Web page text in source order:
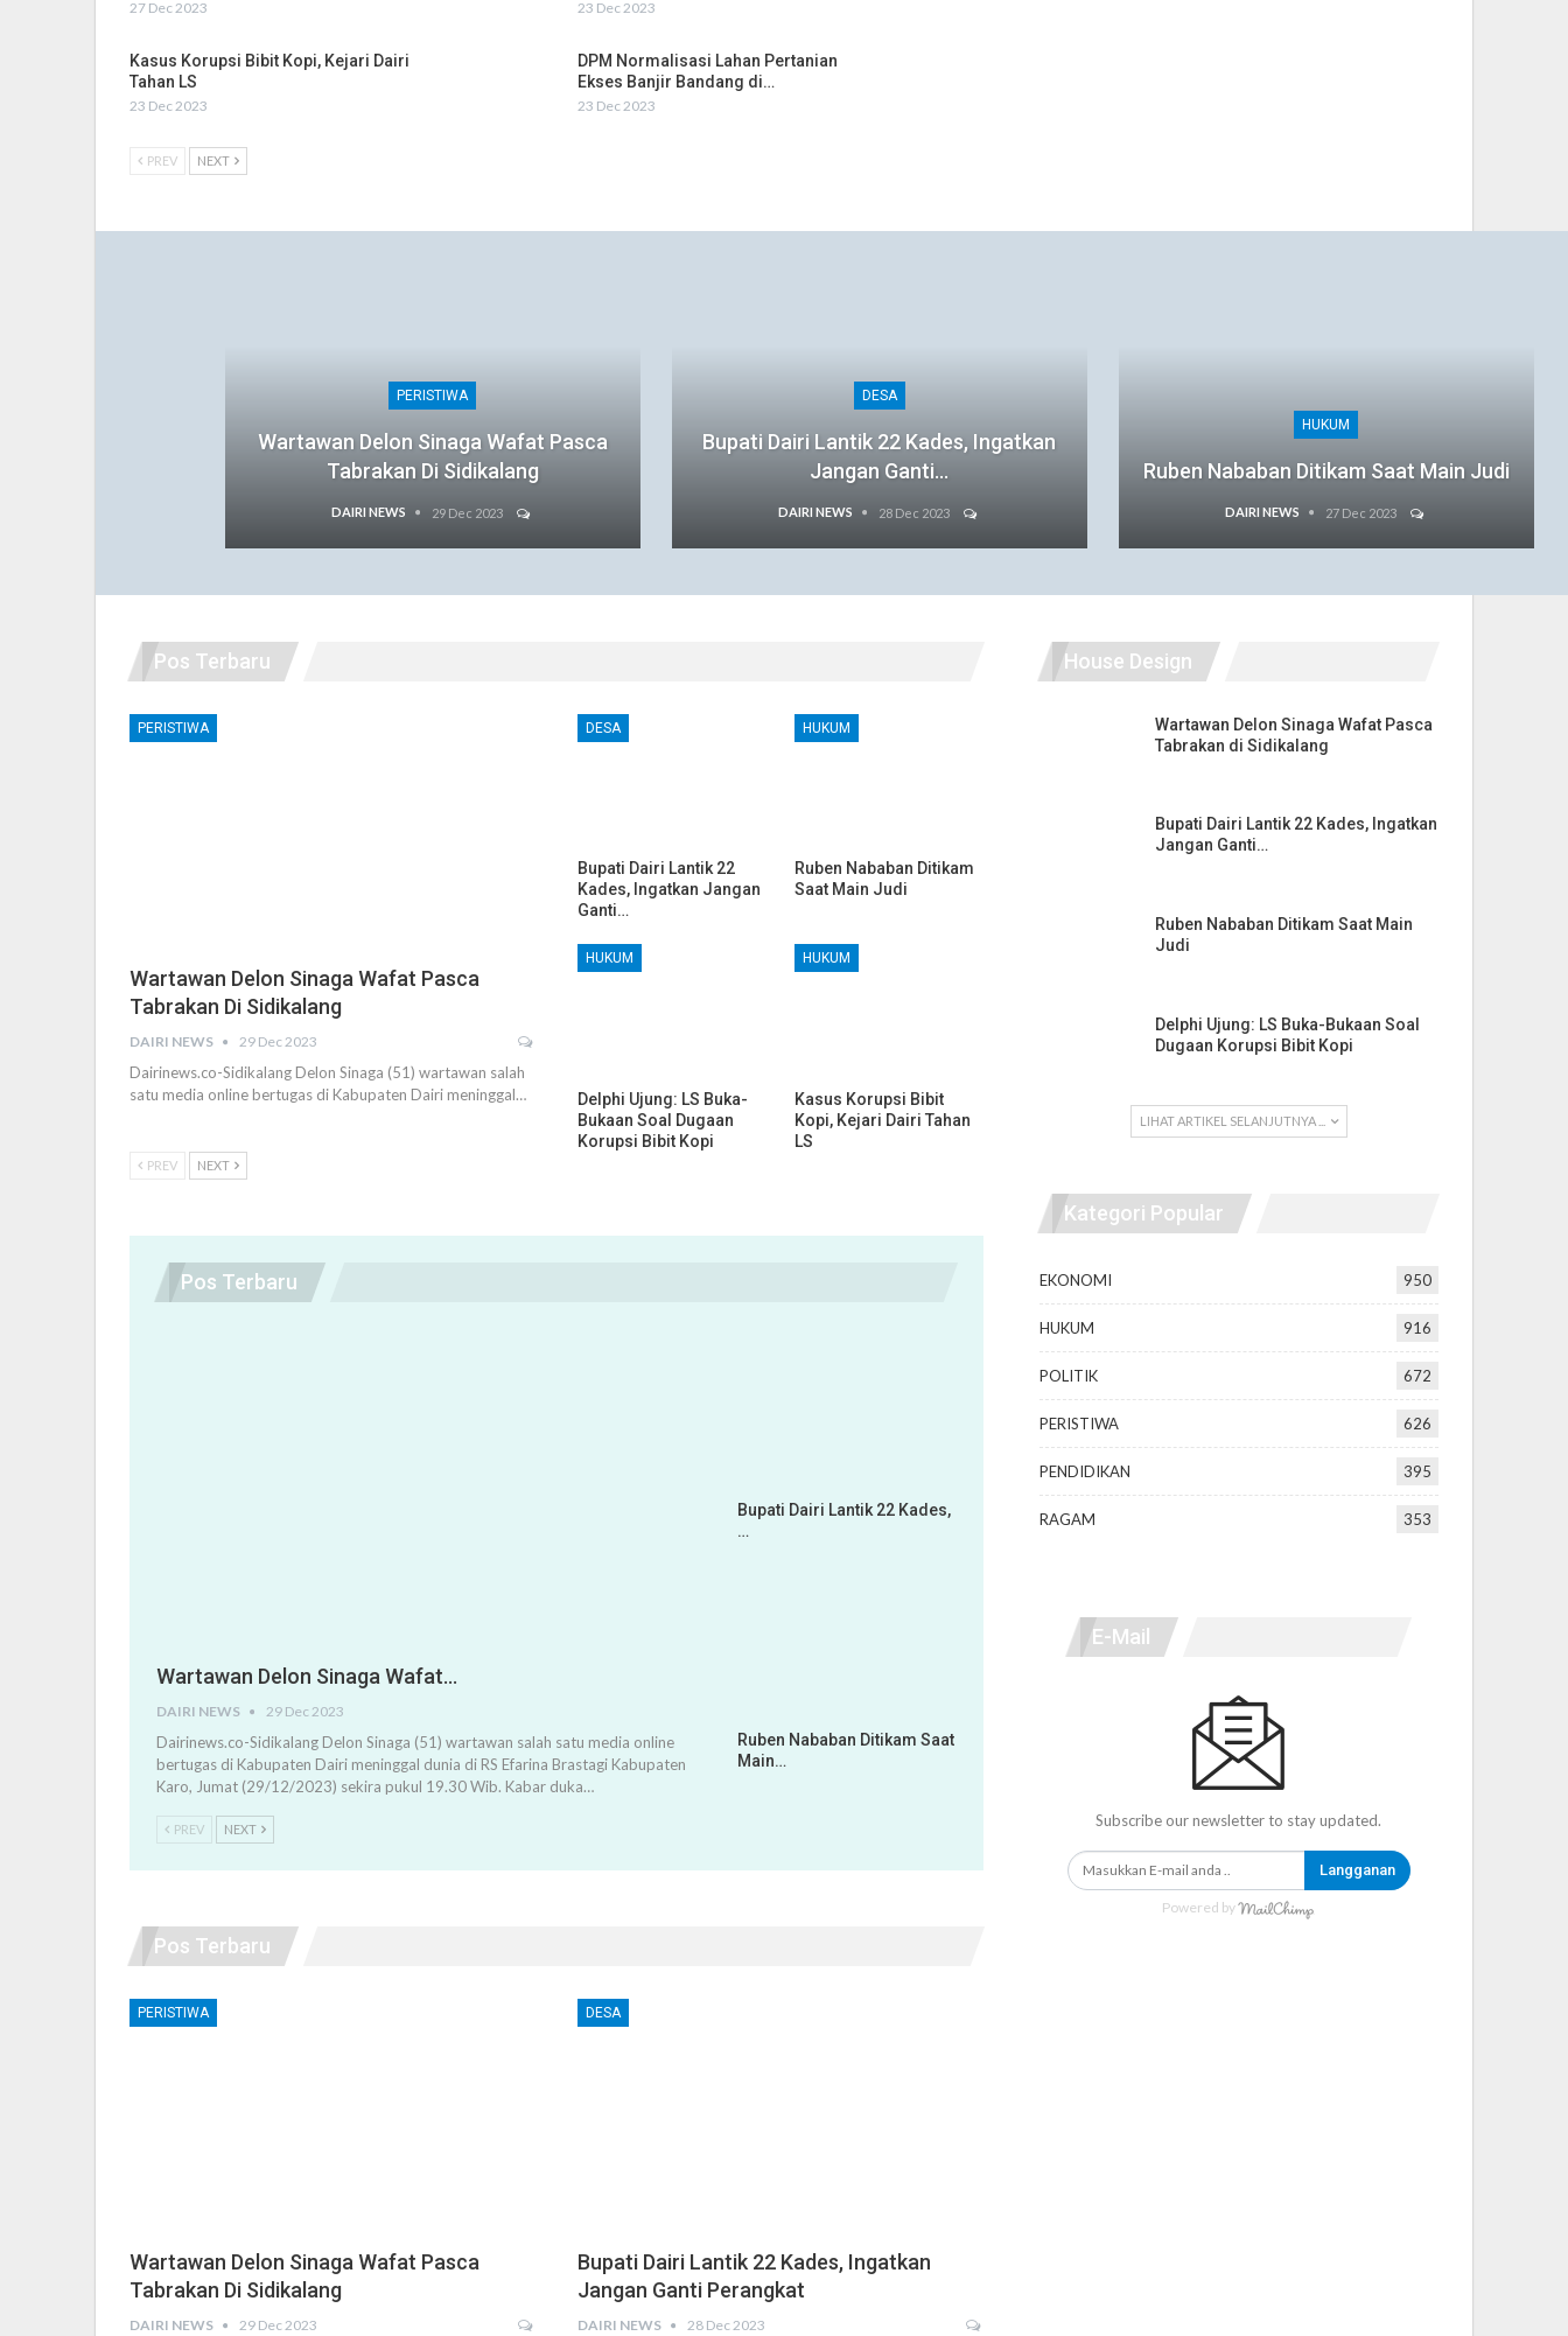
27 Dec 2023 23 Dec 2023
Kasus Korupsi Bibit Kopi, Kejari Dairi
Tahan LS
23 Dec 2023
DPM Normalisasi Lahan Pertanian
Ekses Banjir Bandang di…
23 Dec 2023
PREV NEXT
PERISTIWA
Wartawan Delon Sinaga Wafat Pasca
Tabrakan Di Sidikalang
DAIRI NEWS 29 Dec 2023
DESA
Bupati Dairi Lantik 22 Kades, Ingatkan
Jangan Ganti…
DAIRI NEWS 28 Dec 2023
HUKUM
Ruben Nababan Ditikam Saat Main Judi
DAIRI NEWS 27 Dec 2023
Pos Terbaru
PERISTIWA
Wartawan Delon Sinaga Wafat Pasca
Tabrakan Di Sidikalang
DAIRI NEWS 29 Dec 2023
Dairinews.co-Sidikalang Delon Sinaga (51) wartawan salah
satu media online bertugas di Kabupaten Dairi meninggal…
DESA
Bupati Dairi Lantik 22
Kades, Ingatkan Jangan
Ganti…
HUKUM
Ruben Nababan Ditikam
Saat Main Judi
HUKUM
Delphi Ujung: LS Buka-
Bukaan Soal Dugaan
Korupsi Bibit Kopi
HUKUM
Kasus Korupsi Bibit
Kopi, Kejari Dairi Tahan
LS
PREV NEXT
Pos Terbaru
Wartawan Delon Sinaga Wafat…
DAIRI NEWS 29 Dec 2023
Dairinews.co-Sidikalang Delon Sinaga (51) wartawan salah satu media online
bertugas di Kabupaten Dairi meninggal dunia di RS Efarina Brastagi Kabupaten
Karo, Jumat (29/12/2023) sekira pukul 19.30 Wib. Kabar duka…
Bupati Dairi Lantik 22 Kades,
…
Ruben Nababan Ditikam Saat
Main…
PREV NEXT
Pos Terbaru
PERISTIWA
Wartawan Delon Sinaga Wafat Pasca
Tabrakan Di Sidikalang
DAIRI NEWS 29 Dec 2023
DESA
Bupati Dairi Lantik 22 Kades, Ingatkan
Jangan Ganti Perangkat
DAIRI NEWS 28 Dec 2023
House Design
Wartawan Delon Sinaga Wafat Pasca
Tabrakan di Sidikalang
Bupati Dairi Lantik 22 Kades, Ingatkan
Jangan Ganti…
Ruben Nababan Ditikam Saat Main
Judi
Delphi Ujung: LS Buka-Bukaan Soal
Dugaan Korupsi Bibit Kopi
LIHAT ARTIKEL SELANJUTNYA ...
Kategori Popular
EKONOMI 950
HUKUM 916
POLITIK 672
PERISTIWA 626
PENDIDIKAN 395
RAGAM 353
E-Mail
Subscribe our newsletter to stay updated.
Langganan
Powered by